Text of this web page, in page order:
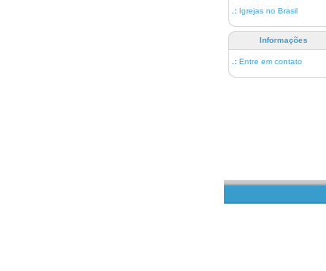
.: Igrejas no Brasil
Informações
.: Entre em contato